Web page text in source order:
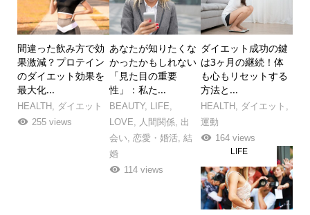
間違った飲み方で効
果激減？プロテイン
のダイエット効果を
最大化...
HEALTH,
ダイエット
255 views
あなたが知りたくな
かったかもしれない
「見た目の重要
性」：私た...
BEAUTY, LIFE
LOVE
人間関係
出
会い 恋愛・婚活, 結
婚
114 views
ダイエット成功の鍵
は3ヶ月の継続！体
も心もリセットする
方法と...
HEALTH ダイエット
運動
164 views
LIFE